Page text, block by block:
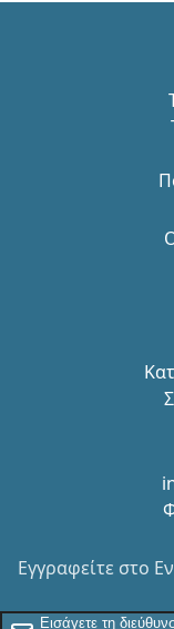
Εγγραφείτε στο
Εγγραφείτε στο